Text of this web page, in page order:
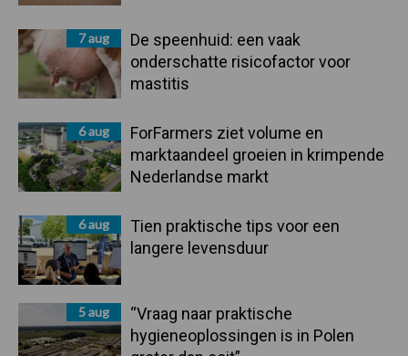
7 aug
De speenhuid: een vaak
onderschatte risicofactor voor
mastitis
6 aug
ForFarmers ziet volume en
marktaandeel groeien in krimpende
Nederlandse markt
6 aug
Tien praktische tips voor een
langere levensduur
5 aug
“Vraag naar praktische
hygieneoplossingen is in Polen